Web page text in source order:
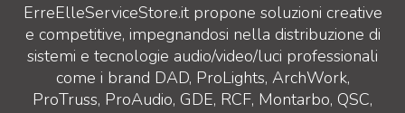
ErreElleServiceStore.it propone soluzioni creative
e competitive, impegnandosi nella distribuzione di
sistemi e tecnologie audio/video/luci professionali
come i brand DAD, ProLights, ArchWork,
ProTruss, ProAudio, GDE, RCF, Montarbo, QSC,